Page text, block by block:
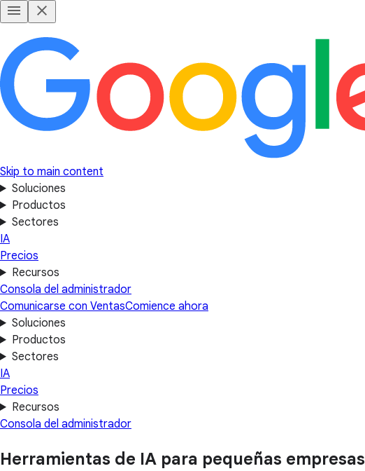
Skip to main content
Soluciones
Productos
Sectores
IA
Precios
Recursos
Consola del administrador
Comunicarse con VentasComience ahora
Soluciones
Productos
Sectores
IA
Precios
Recursos
Consola del administrador
Herramientas de IA para pequeñas empresas